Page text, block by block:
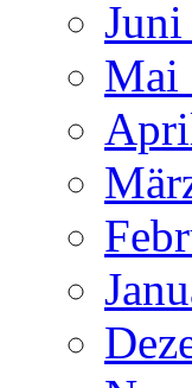
Mai